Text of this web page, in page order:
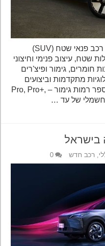
כלמוביל משיקה את smart #5 – רכב פנאי שטח (SUV)
עיצוב פנימי וחיצוני
גימור ופיצ'רים
מתקדמות וביצועים
איכותיים..הסמארט #5 מגיע במספר רמות גימור – Pro, Pro+,
רכב חדש 0